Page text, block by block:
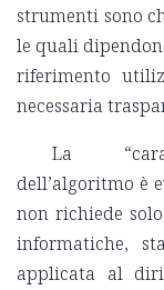
strumenti sono
le quali
riferimento
necessaria
La
dell’algoritmo è
non richiede
informatiche,
applicata al